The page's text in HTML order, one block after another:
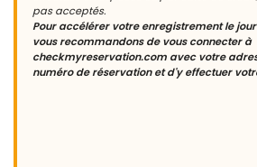
pas acceptés.
Pour accélérer votre enregistrement le
vous recommandons de vous connecter à
checkmyreservation.com avec votre
numéro de réservation et d'y effectuer